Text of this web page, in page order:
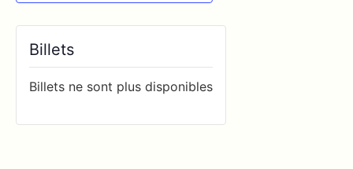
Billets
Billets ne sont plus disponibles